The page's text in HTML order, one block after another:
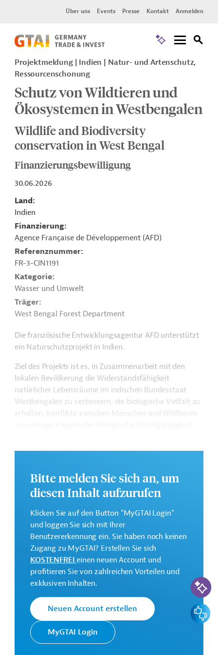
Über uns Events Presse Kontakt Anmelden
Projektmeldung Indien
Natur- und Artenschutz,
Ressourcenschonung
Schutz von Wildtieren und
Ökosystemen in Westbengalen
Wildlife and Biodiversity
conservation in West Bengal
Finanzierungsbewilligung
30.06.2026
Land
Indien
Finanzierung
Agence Française de Développement (AFD)
Referenznummer
FR-3-CIN1191
Kategorie
Wasser und Umwelt
Träger
West Bengal Forest Department
Die französische Entwicklungsagentur AFD unterstützt
ein Naturschutzprojekt in Indien.
Ziel des Projekts ist es, in Zusammenarbeit mit den
lokalen Bevölkerung die Widerstandsfähigkeit
natürlicher Lebensräume im indischen Bundesstaat
Westbengalen zu verbessern, die biologische Vielfalt zu
erhalten, Konflikte zwischen Menschen und Wildtieren
Weitere Informationen zu dem Entwicklungsprojekt
finden Sie auf derWebseite der AFD
.
GTAI informiert über dieAFD: Schwerpunkte,
Regularien und praktische Hinweise zur
Geschäftsanbahnung.
Gesamtkosten:
102,6 Millionen Euro
Geberbeitrag:
82 Millionen Euro (Darlehen)
Kontaktadressen
Bitte melden Sie sich an, um
diesen Inhalt aufzurufen
Klicken Sie auf den Button "MyGTAI Login"
und loggen Sie sich mit Ihrer
Benutzererkennung ein. Sie haben noch keinen
Zugang zu MyGTAI? Erstellen Sie sich
KOSTENFREIeinen neuen Account und
profitieren Sie von zahlreichen Vorteilen und
exklusiven Inhalten.
Neuen Account erstellen
MyGTAI Login
KI-